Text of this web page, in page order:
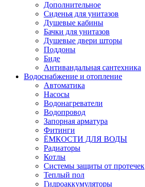
Дополнительное
Сиденья для унитазов
Душевые кабины
Бачки для унитазов
Душевые двери шторы
Поддоны
Биде
Антивандальная сантехника
Водоснабжение и отопление
Автоматика
Насосы
Водонагреватели
Водопровод
Запорная арматура
Фитинги
ЁМКОСТИ ДЛЯ ВОДЫ
Радиаторы
Котлы
Системы защиты от протечек
Теплый пол
Гидроаккумуляторы